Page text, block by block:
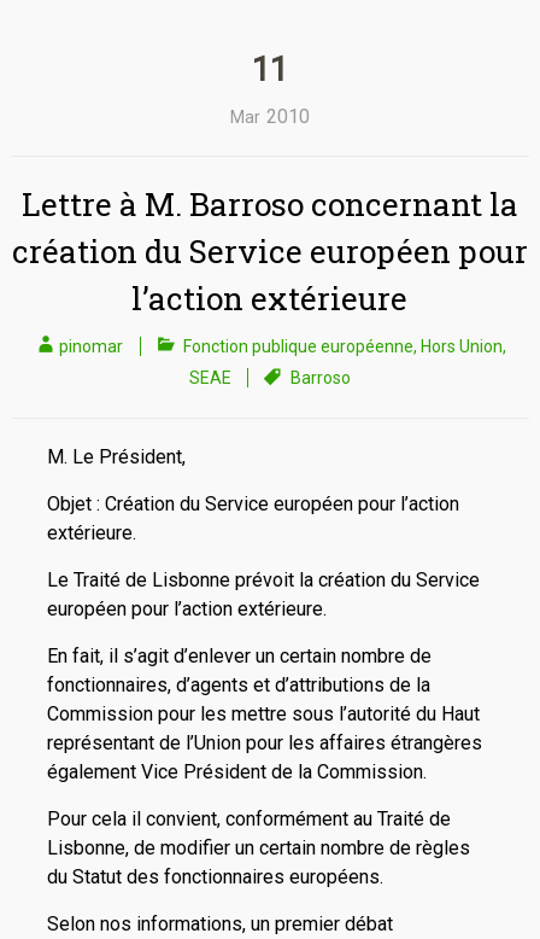
11
Mar 2010
Lettre à M. Barroso concernant la
création du Service européen pour
l’action extérieure
pinomar Fonction publique européenne, Hors Union,
SEAE
Barroso
M. Le Président,
Objet : Création du Service européen pour l’action
extérieure.
Le Traité de Lisbonne prévoit la création du Service
européen pour l’action extérieure.
En fait, il s’agit d’enlever un certain nombre de
fonctionnaires, d’agents et d’attributions de la
Commission pour les mettre sous l’autorité du Haut
représentant de l’Union pour les affaires étrangères
également Vice Président de la Commission.
Pour cela il convient, conformément au Traité de
Lisbonne, de modifier un certain nombre de règles
du Statut des fonctionnaires européens.
Selon nos informations, un premier débat